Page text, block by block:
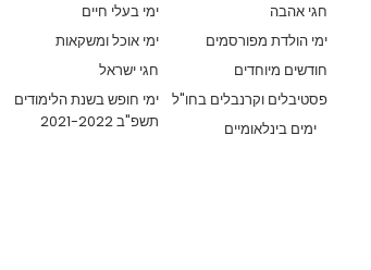
ימי בעלי חיים
חגי אהבה
ימי אוכל ומשקאות
ימי הולדת מפורסמים
חגי ישראל
חודשים מיוחדים
ימי חופש בשנת הלימודים
תשפ"ב 2021-2022
פסטיבלים וקרנבלים בחו"ל
ימים בינלאומיים